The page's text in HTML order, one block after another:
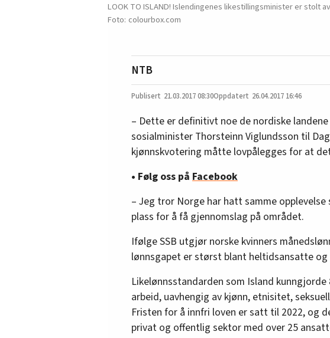
LOOK TO ISLAND! Islendingenes likestillingsminister er stolt
colourbox.com
NTB
21.03.201708:30 26.04.2017 16:46
– Dette er definitivt noe de nordiske
sosialminister Thorsteinn Viglundsson til
kjønnskvotering måtte lovpålegges for at
• Følg oss på Facebook
– Jeg tror Norge har hatt samme
plass for å få gjennomslag på området.
Ifølge SSB utgjør norske kvinners
lønnsgapet er størst blant heltidsansatte
Likelønnsstandarden som Island
arbeid, uavhengig av kjønn, etnisitet,
Fristen for å innfri loven er satt til 2022, og
privat og offentlig sektor med over 25